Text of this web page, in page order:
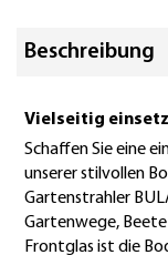
Beschreibung
Vielseitig
Schaffen Sie eine
unserer stilvollen
Gartenstrahler
Gartenwege,
Frontglas ist die